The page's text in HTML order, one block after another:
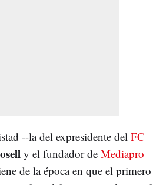
--la del expresidente del FC
y el fundador de Mediapro
de la época en que el primero